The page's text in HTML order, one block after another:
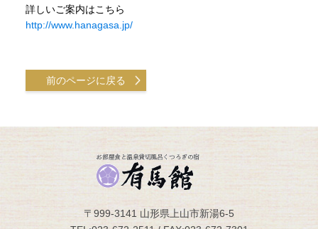
詳しいご案内はこちら
http://www.hanagasa.jp/
前のページに戻る
〒999-3141 山形県上山市新湯6-5